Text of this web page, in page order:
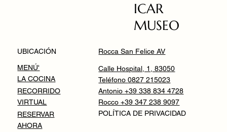
ICAR
MUSEO
Rocca San Felice AV
Calle Hospital, 1, 83050
Teléfono0827 215023
Antonio +39 338 834 4728
Rocco +39 347 238 9097
RESERVAR
AHORA
UBICACIÓN
MENÚ'
LA COCINA
RECORRIDO
VIRTUAL
POLÍTICA DE PRIVACIDAD